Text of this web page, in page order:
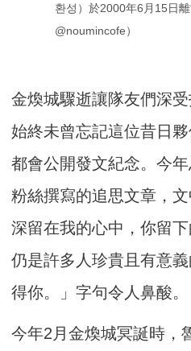
환성）於2000年6月15日
@noumincofe）
金煥城驟逝讓隊友們深
始終未曾忘記這位昔日
都會公開發文紀念。今
粉絲撰寫的追思文章，
深留在我的心中，你留
仍是許多人珍貴且有意
得你。」字句令人鼻酸。
今年2月金煥城冥誕時，